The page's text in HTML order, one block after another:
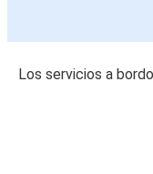
Los servicios a